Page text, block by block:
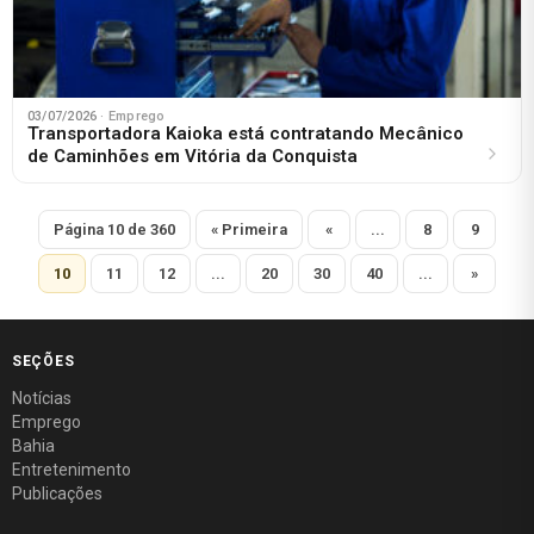
03/07/2026 · Emprego
Transportadora Kaioka está contratando Mecânico
de Caminhões em Vitória da Conquista
Página 10 de 360 « Primeira « ... 8 9
10 11 12 ... 20 30 40 ... »
SEÇÕES
Notícias
Emprego
Bahia
Entretenimento
Publicações